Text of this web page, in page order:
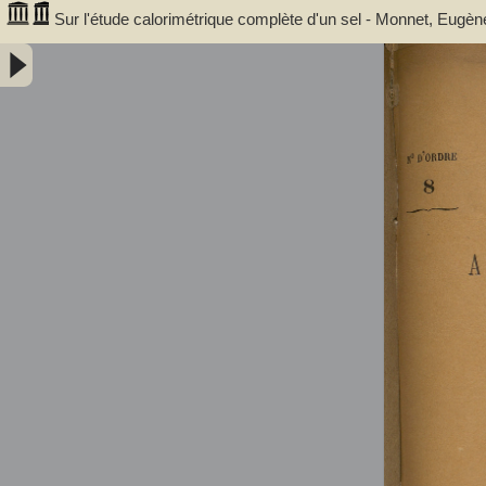
Sur l'étude calorimétrique complète d'un sel - Monnet,